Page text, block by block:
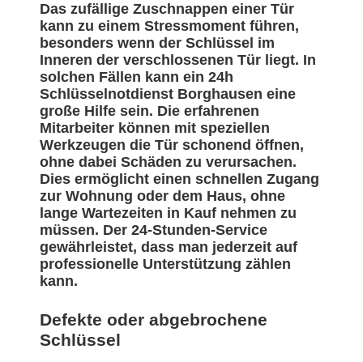
Das zufällige Zuschnappen einer Tür
kann zu einem Stressmoment führen,
besonders wenn der Schlüssel im
Inneren der verschlossenen Tür liegt. In
solchen Fällen kann ein 24h
Schlüsselnotdienst Borghausen eine
große Hilfe sein. Die erfahrenen
Mitarbeiter können mit speziellen
Werkzeugen die Tür schonend öffnen,
ohne dabei Schäden zu verursachen.
Dies ermöglicht einen schnellen Zugang
zur Wohnung oder dem Haus, ohne
lange Wartezeiten in Kauf nehmen zu
müssen. Der 24-Stunden-Service
gewährleistet, dass man jederzeit auf
professionelle Unterstützung zählen
kann.
Defekte oder abgebrochene
Schlüssel